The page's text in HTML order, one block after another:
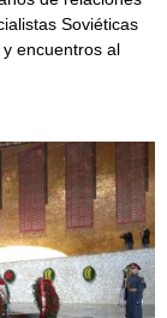
Soviéticas
encuentros al